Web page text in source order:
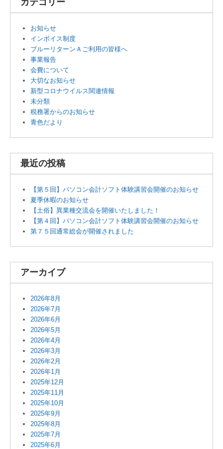
お知らせ
インボイス制度
ブルーリターンＡご利用の皆様へ
事業報告
会費について
大切なお知らせ
新型コロナウイルス関連情報
未分類
税務署からのお知らせ
青色だより
最近の投稿
【第５回】パソコン会計ソフト体験講習会開催のお知らせ
夏季休暇のお知らせ
【土俗】異業種交流会を開催いたしました！
【第４回】パソコン会計ソフト体験講習会開催のお知らせ
第７５回通常総会が開催されました
アーカイブ
2026年8月
2026年7月
2026年6月
2026年5月
2026年4月
2026年3月
2026年2月
2026年1月
2025年12月
2025年11月
2025年10月
2025年9月
2025年8月
2025年7月
2025年6月